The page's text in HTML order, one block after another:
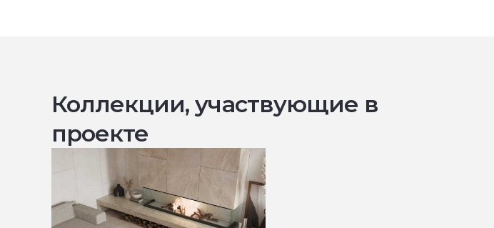
Коллекции, участвующие в
проекте